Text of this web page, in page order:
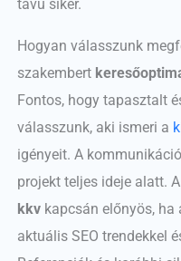
távú siker.
Hogyan válasszunk
szakembert
Fontos, hogy tapasztalt
válasszunk, aki ismeri a
igényeit. A
projekt teljes ideje alatt. A
kkvkapcsán előnyös, ha
aktuális SEO trendekkel